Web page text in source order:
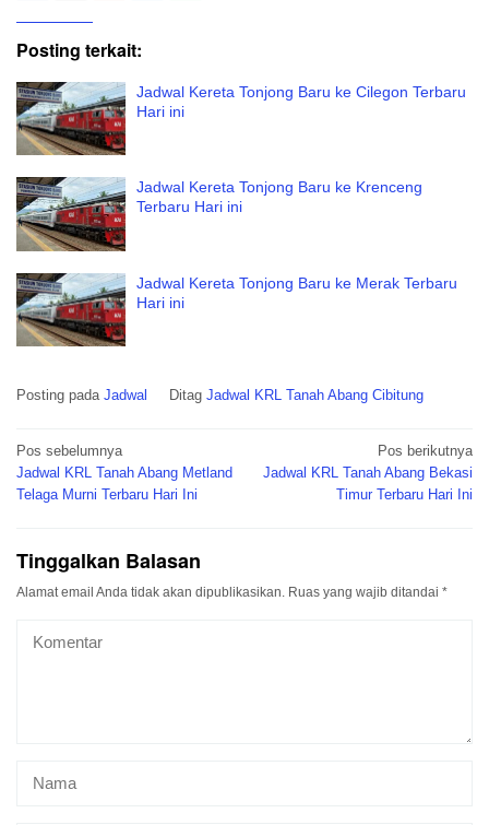
Posting terkait:
Jadwal Kereta Tonjong Baru ke Cilegon Terbaru
Hari ini
Jadwal Kereta Tonjong Baru ke Krenceng
Terbaru Hari ini
Jadwal Kereta Tonjong Baru ke Merak Terbaru
Hari ini
Posting pada Jadwal Ditag Jadwal KRL Tanah Abang Cibitung
Navigasi
pos
Pos sebelumnya
Jadwal KRL Tanah Abang Metland
Telaga Murni Terbaru Hari Ini
Pos berikutnya
Jadwal KRL Tanah Abang Bekasi
Timur Terbaru Hari Ini
Tinggalkan Balasan
Alamat email Anda tidak akan dipublikasikan. Ruas yang wajib ditandai *